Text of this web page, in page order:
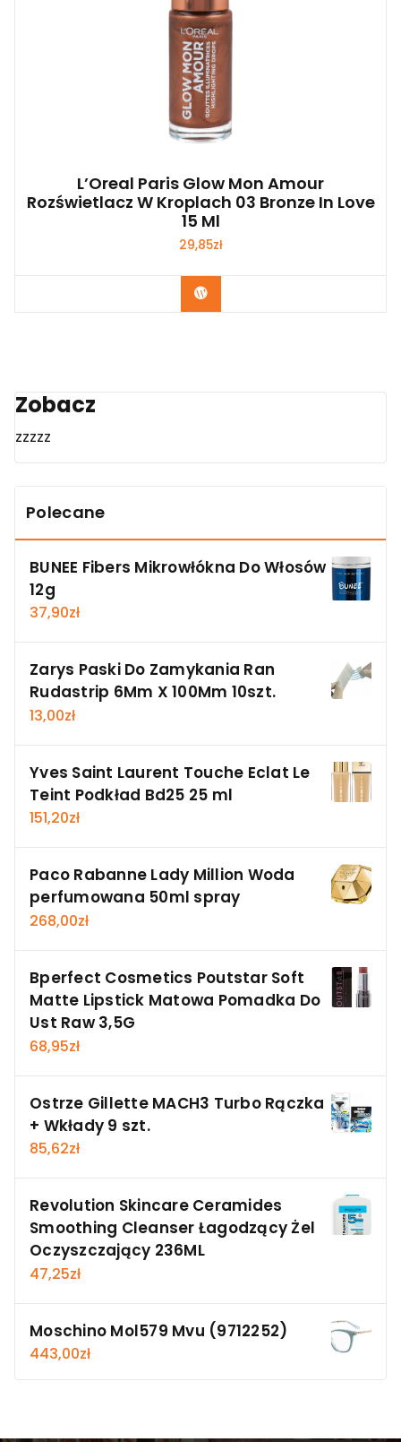
L’Oreal Paris Glow Mon Amour
Rozświetlacz W Kroplach 03 Bronze In Love
15 Ml
29,85zł
Zobacz
Zobacz
zzzzz
Polecane
BUNEE Fibers Mikrowłókna Do Włosów
12g
37,90zł
Zarys Paski Do Zamykania Ran
Rudastrip 6Mm X 100Mm 10szt.
13,00zł
Yves Saint Laurent Touche Eclat Le
Teint Podkład Bd25 25 ml
151,20zł
Paco Rabanne Lady Million Woda
perfumowana 50ml spray
268,00zł
Bperfect Cosmetics Poutstar Soft
Matte Lipstick Matowa Pomadka Do
Ust Raw 3,5G
68,95zł
Ostrze Gillette MACH3 Turbo Rączka
+ Wkłady 9 szt.
85,62zł
Revolution Skincare Ceramides
Smoothing Cleanser Łagodzący Żel
Oczyszczający 236ML
47,25zł
Moschino Mol579 Mvu (9712252)
443,00zł